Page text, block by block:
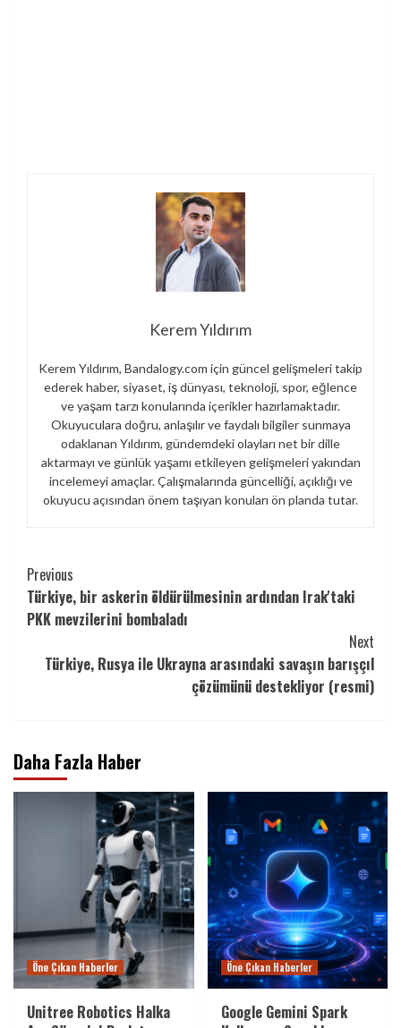
Kerem Yıldırım
Kerem Yıldırım, Bandalogy.com için güncel gelişmeleri takip
ederek haber, siyaset, iş dünyası, teknoloji, spor, eğlence
ve yaşam tarzı konularında içerikler hazırlamaktadır.
Okuyuculara doğru, anlaşılır ve faydalı bilgiler sunmaya
odaklanan Yıldırım, gündemdeki olayları net bir dille
aktarmayı ve günlük yaşamı etkileyen gelişmeleri yakından
incelemeyi amaçlar. Çalışmalarında güncelliği, açıklığı ve
okuyucu açısından önem taşıyan konuları ön planda tutar.
Continue
Reading
Previous
Türkiye, bir askerin öldürülmesinin ardından Irak'taki
PKK mevzilerini bombaladı
Next
Türkiye, Rusya ile Ukrayna arasındaki savaşın barışçıl
çözümünü destekliyor (resmi)
Daha Fazla Haber
Öne Çıkan Haberler
Unitree Robotics Halka
Öne Çıkan Haberler
Google Gemini Spark